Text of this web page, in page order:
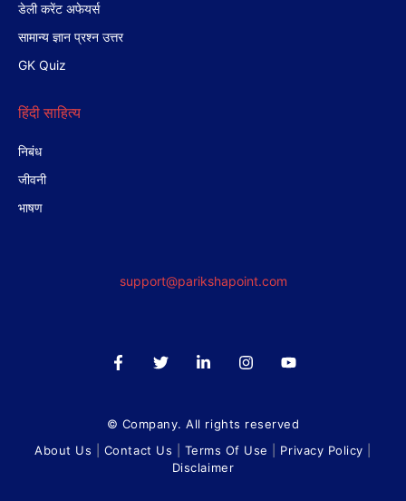
डेली करेंट अफेयर्स
सामान्य ज्ञान प्रश्न उत्तर
GK Quiz
हिंदी साहित्य
निबंध
जीवनी
भाषण
support@parikshapoint.com
© Company. All rights reserved
About Us
Contact Us Terms Of Use Privacy Policy
Disclaimer